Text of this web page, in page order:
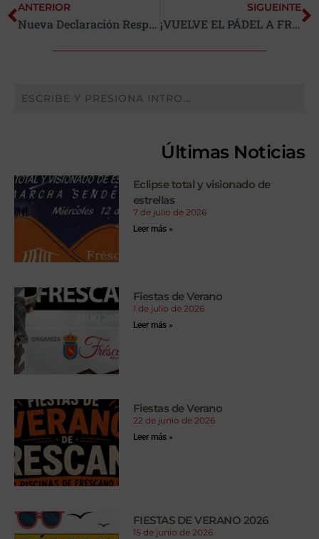
ANTERIOR
Nueva Declaración Responsable para la Solicitud de Uso del Pabellón Municipal
SIGUEINTE
¡VUELVE EL PÁDEL A FRÉSCANO!
Últimas Noticias
Eclipse total y visionado de
estrellas
7 de julio de 2026
Leer más »
Fiestas de Verano
1 de julio de 2026
Leer más »
Fiestas de Verano
22 de junio de 2026
Leer más »
FIESTAS DE VERANO 2026
15 de junio de 2026